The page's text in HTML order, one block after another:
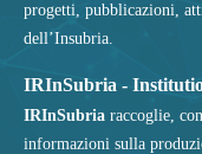
progetti, pubblicazioni,
dell’Insubria.
IRInSubria -
IRInSubria raccoglie,
informazioni sulla